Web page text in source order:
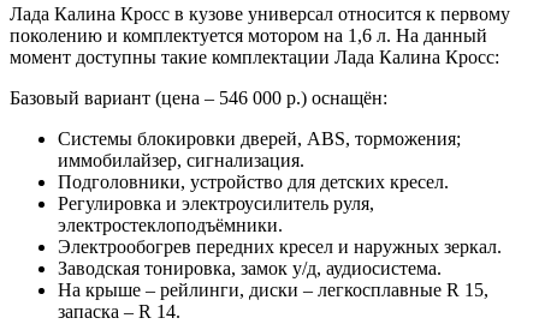
Лада Калина Кросс в кузове универсал относится к первому
поколению и комплектуется мотором на 1,6 л. На данный
момент доступны такие комплектации Лада Калина Кросс:
Базовый вариант (цена – 546 000 р.) оснащён:
Системы блокировки дверей, ABS, торможения;
иммобилайзер, сигнализация.
Подголовники, устройство для детских кресел.
Регулировка и электроусилитель руля,
электростеклоподъёмники.
Электрообогрев передних кресел и наружных зеркал.
Заводская тонировка, замок у/д, аудиосистема.
На крыше – рейлинги, диски – легкосплавные R 15,
запаска – R 14.